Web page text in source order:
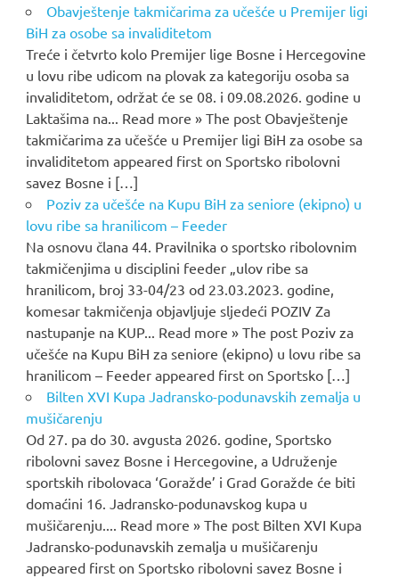
Obavještenje takmičarima za učešće u Premijer ligi
BiH za osobe sa invaliditetom
Treće i četvrto kolo Premijer lige Bosne i Hercegovine
u lovu ribe udicom na plovak za kategoriju osoba sa
invaliditetom, održat će se 08. i 09.08.2026. godine u
Laktašima na... Read more » The post Obavještenje
takmičarima za učešće u Premijer ligi BiH za osobe sa
invaliditetom appeared first on Sportsko ribolovni
savez Bosne i […]
Poziv za učešće na Kupu BiH za seniore (ekipno) u
lovu ribe sa hranilicom – Feeder
Na osnovu člana 44. Pravilnika o sportsko ribolovnim
takmičenjima u disciplini feeder „ulov ribe sa
hranilicom, broj 33-04/23 od 23.03.2023. godine,
komesar takmičenja objavljuje sljedeći POZIV Za
nastupanje na KUP... Read more » The post Poziv za
učešće na Kupu BiH za seniore (ekipno) u lovu ribe sa
hranilicom – Feeder appeared first on Sportsko […]
Bilten XVI Kupa Jadransko-podunavskih zemalja u
mušičarenju
Od 27. pa do 30. avgusta 2026. godine, Sportsko
ribolovni savez Bosne i Hercegovine, a Udruženje
sportskih ribolovaca ‘Goražde’ i Grad Goražde će biti
domaćini 16. Jadransko-podunavskog kupa u
mušičarenju.... Read more » The post Bilten XVI Kupa
Jadransko-podunavskih zemalja u mušičarenju
appeared first on Sportsko ribolovni savez Bosne i